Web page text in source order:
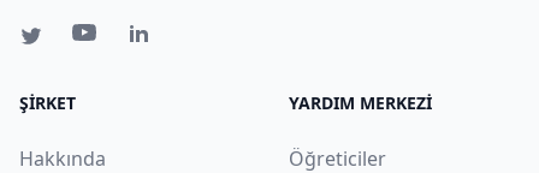
ŞIRKET
Hakkında
YARDIM MERKEZI
Öğreticiler